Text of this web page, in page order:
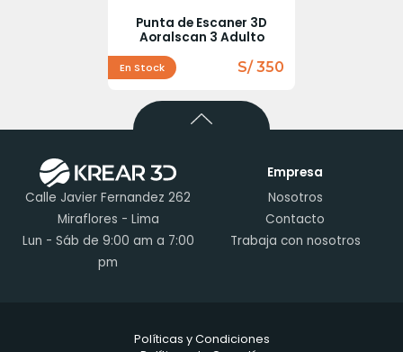
Punta de Escaner 3D
Aoralscan 3 Adulto
En Stock S/ 350
Calle Javier Fernandez 262
Miraflores - Lima
Lun - Sáb de 9:00 am a 7:00
pm
Empresa
Nosotros
Contacto
Trabaja con nosotros
Políticas y Condiciones